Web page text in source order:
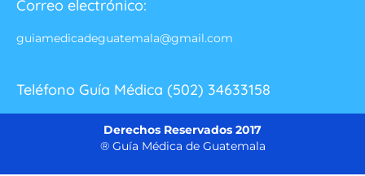
Correo electrónico:
guiamedicadeguatemala@gmail.com
Teléfono Guía Médica (502) 34633158
Derechos Reservados 2017
® Guía Médica de Guatemala